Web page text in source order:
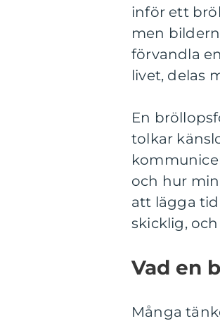
inför ett
men
förvandla
livet, delas
En
tolkar
och hur
att lägga
skicklig,
Vad en
Många